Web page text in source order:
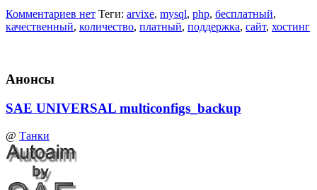
Комментариев нет Теги: arvixe, mysql, php, бесплатный,
качественный, количество, платный, поддержка, сайт, хостинг
Анонсы
SAE UNIVERSAL multiconfigs_backup
@ Танки